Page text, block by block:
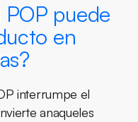
puede
en
interrumpe el
anaqueles